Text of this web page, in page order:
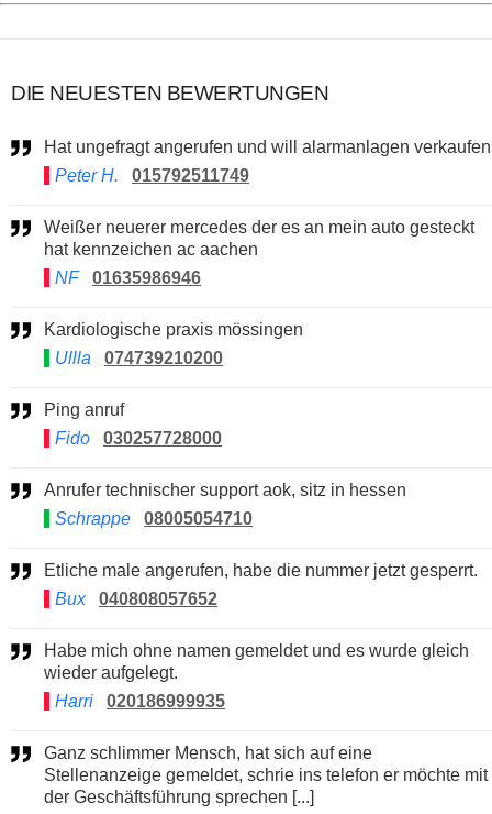
DIE NEUESTEN BEWERTUNGEN
Hat ungefragt angerufen und will alarmanlagen verkaufen
Peter H.
015792511749
Weißer neuerer mercedes der es an mein auto gesteckt
hat kennzeichen ac aachen
NF
01635986946
Kardiologische praxis mössingen
Ullla
074739210200
Ping anruf
Fido
030257728000
Anrufer technischer support aok, sitz in hessen
Schrappe
08005054710
Etliche male angerufen, habe die nummer jetzt gesperrt.
Bux
040808057652
Habe mich ohne namen gemeldet und es wurde gleich
wieder aufgelegt.
Harri
020186999935
Ganz schlimmer Mensch, hat sich auf eine
Stellenanzeige gemeldet, schrie ins telefon er möchte mit
der Geschäftsführung sprechen [...]